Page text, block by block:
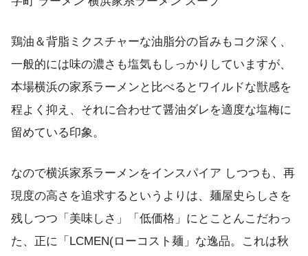
鶏油＆背脂ミクスチャーな油脂分の旨みもコク深く、
一般的には味の濃さも塩気もしっかりしていますが、
本場横浜の家系ラーメンと比べるとワイルドな獣感を
程よく抑え、それに合わせて醤油ダレを適度な塩梅に
留めている印象。
なので横浜家系ラーメンをインスパイア しつつも、再
現度の高さを追求するというよりは、麺屋史らしさを
残しつつ「美味しさ」「低価格」にとことんこだわっ
た、正に「LCMEN(ローコスト麺」な逸品。これは秋